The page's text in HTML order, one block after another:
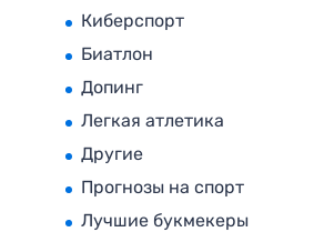
Киберспорт
Биатлон
Допинг
Легкая атлетика
Другие
Прогнозы на спорт
Лучшие букмекеры